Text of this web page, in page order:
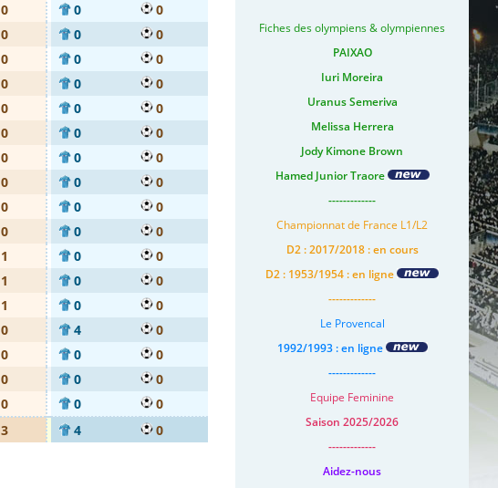
0 0 0
0 0 0
0 0 0
0 0 0
0 0 0
0 0 0
0 0 0
0 0 0
0 0 0
0 0 0
1 0 0
1 0 0
1 0 0
0 4 0
0 0 0
0 0 0
0 0 0
3 4 0
Fiches des olympiens & olympiennes
PAIXAO
Iuri Moreira
Uranus Semeriva
Melissa Herrera
Jody Kimone Brown
Hamed Junior Traore
-------------
Championnat de France L1/L2
D2 : 2017/2018 : en cours
D2 : 1953/1954 : en ligne
-------------
Le Provencal
1992/1993 : en ligne
-------------
Equipe Feminine
Saison 2025/2026
-------------
Aidez-nous